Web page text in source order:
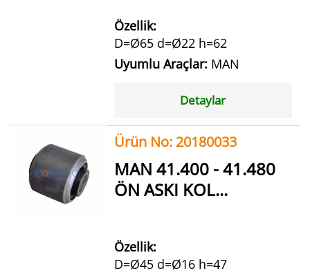
Özellik:
D=Ø65 d=Ø22 h=62
Uyumlu Araçlar: MAN
Detaylar
Ürün No: 20180033
MAN 41.400 - 41.480
ÖN ASKI KOL...
Özellik:
D=Ø45 d=Ø16 h=47